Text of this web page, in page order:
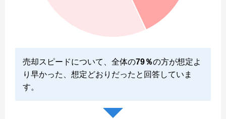
売却スピードについて、全体の79％の方が想定よ
り早かった、想定どおりだったと回答していま
す。